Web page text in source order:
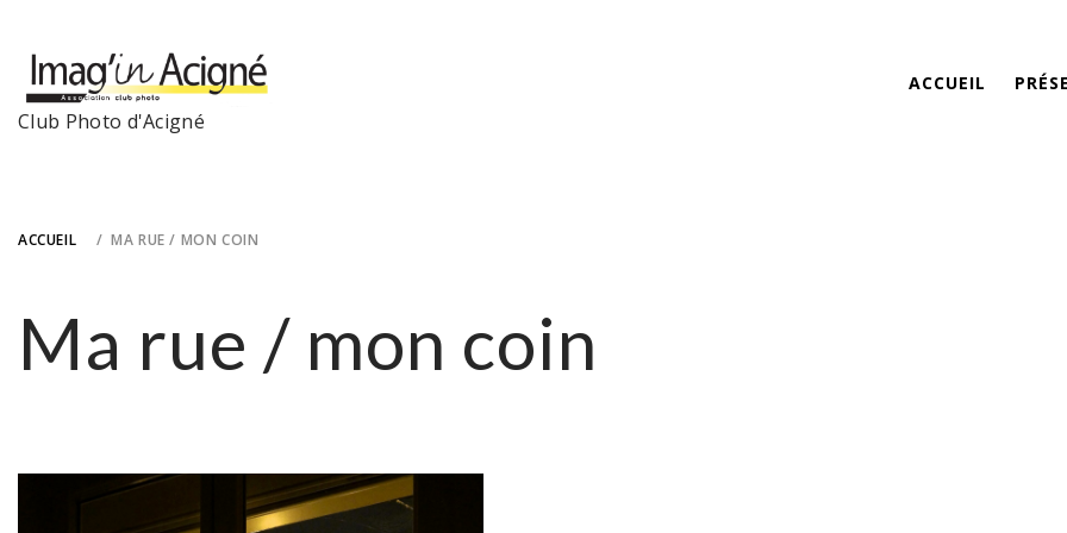
content
Club Photo d'Acigné
ACCUEIL
ACCUEIL MA RUE / MON COIN
Ma rue / mon coin